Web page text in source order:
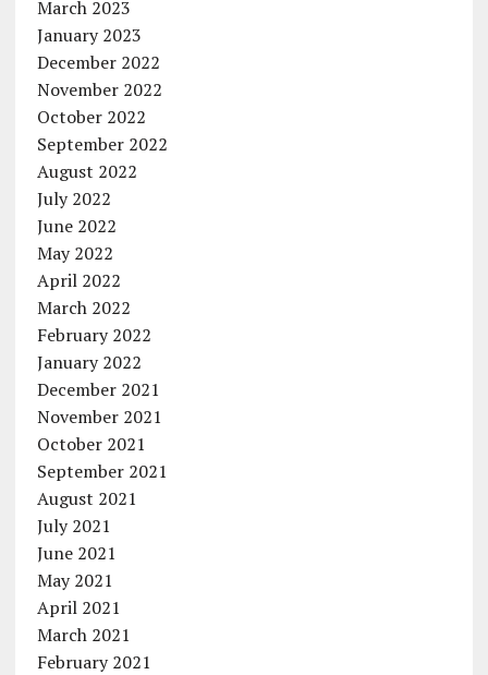
March 2023
January 2023
December 2022
November 2022
October 2022
September 2022
August 2022
July 2022
June 2022
May 2022
April 2022
March 2022
February 2022
January 2022
December 2021
November 2021
October 2021
September 2021
August 2021
July 2021
June 2021
May 2021
April 2021
March 2021
February 2021